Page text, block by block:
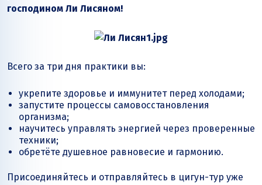
господином Ли Лисяном!
Всего за три дня практики вы:
укрепите здоровье и иммунитет перед холодами;
запустите процессы самовосстановления
организма;
научитесь управлять энергией через проверенные
техники;
обретёте душевное равновесие и гармонию.
Присоединяйтесь и отправляйтесь в цигун-тур уже